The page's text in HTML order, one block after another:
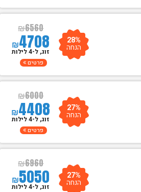
₪6560
₪4708 28%
הנחה זוג, ל-4 לילות
פרטים
₪6000
₪4408 27%
הנחה זוג, ל-4 לילות
פרטים
₪6960
₪5050 27%
הנחה זוג, ל-4 לילות